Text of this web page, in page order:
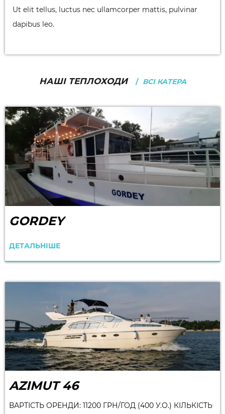
Ut elit tellus, luctus nec ullamcorper mattis, pulvinar
dapibus leo.
НАШІ ТЕПЛОХОДИ ВСІ КАТЕРА
GORDEY
ДЕТАЛЬНІШЕ
AZIMUT 46
ВАРТІСТЬ ОРЕНДИ: 11200 ГРН/ГОД (400 У.О.) КІЛЬКІСТЬ